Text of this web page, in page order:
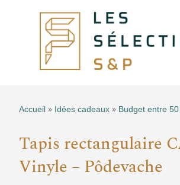
Accueil » Idées cadeaux » Budget entre
Tapis rectangulaire
Vinyle – Pôdevache